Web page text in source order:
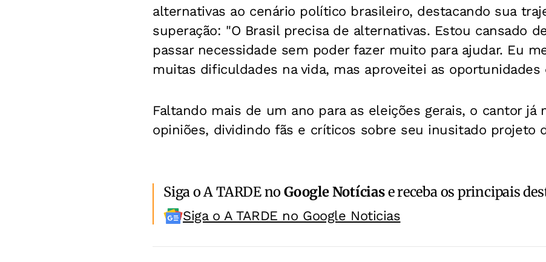
alternativas ao cenário político brasileiro, destacando sua
superação: "O Brasil precisa de alternativas. Estou cansado
passar necessidade sem poder fazer muito para ajudar. Eu
muitas dificuldades na vida, mas aproveitei as oportunidades
Faltando mais de um ano para as eleições gerais, o cantor já
opiniões, dividindo fãs e críticos sobre seu inusitado projeto
Siga o A TARDE noGoogle Notíciase receba os principais
Siga o A TARDE no Google Noticias